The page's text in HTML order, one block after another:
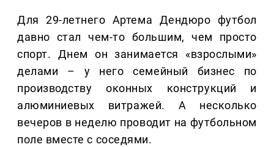
Для 29-летнего Артема Дендюро футбол
давно стал чем-то большим, чем просто
спорт. Днем он занимается «взрослыми»
делами – у него семейный бизнес по
производству оконных конструкций и
алюминиевых витражей. А несколько
вечеров в неделю проводит на футбольном
поле вместе с соседями.